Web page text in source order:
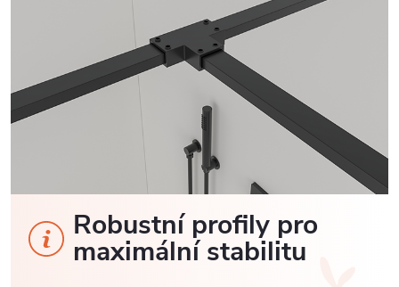
Robustní profily pro
maximální stabilitu